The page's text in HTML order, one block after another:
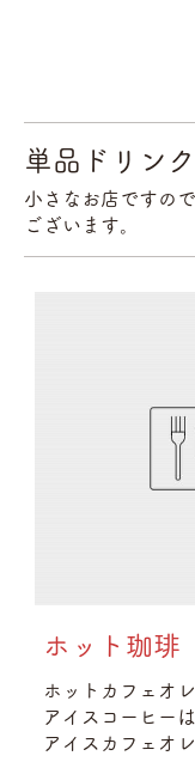
単品ドリンク
小さなお店ですの
ございます。
ホット珈琲
ホットカフェオ
アイスコーヒー
アイスカフェオ